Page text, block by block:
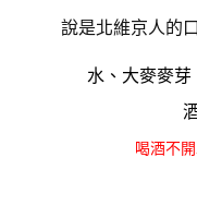
說是北維京人的
水、大麥麥芽
喝酒不